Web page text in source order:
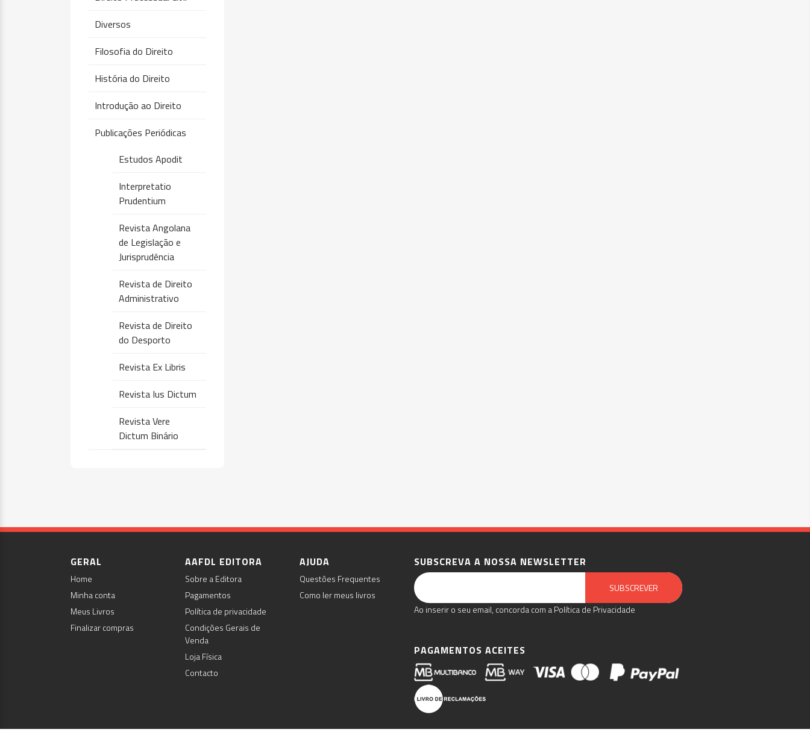
Diversos
Filosofia do Direito
História do Direito
Introdução ao Direito
Publicações Periódicas
Estudos Apodit
Interpretatio
Prudentium
Revista Angolana
de Legislação e
Jurisprudência
Revista de Direito
Administrativo
Revista de Direito
do Desporto
Revista Ex Libris
Revista Ius Dictum
Revista Vere
Dictum Binário
GERAL
Home
Minha conta
Meus Livros
Finalizar compras
AAFDL EDITORA
Sobre a Editora
Pagamentos
Política de privacidade
Condições Gerais de
Venda
Loja Física
Contacto
AJUDA
Questões Frequentes
Como ler meus livros
SUBSCREVA A NOSSA NEWSLETTER
SUBSCREVER
Email Marketing by E-goi
Ao inserir o seu email, concorda com a Política de Privacidade
PAGAMENTOS ACEITES